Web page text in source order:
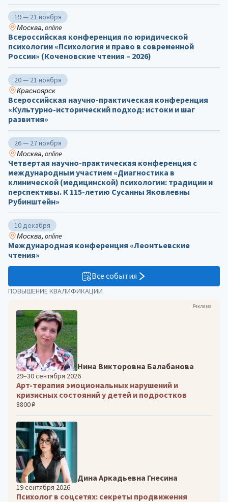
ПОВЫШЕНИЕ КВАЛИФИКАЦИИ
Реклама
Нина Викторовна Балабанова
29–30 сентября 2026
Арт-терапия эмоциональных нарушений и
кризисных состояний у детей и подростков
8800 ₽
Дина Аркадьевна Гнесина
19 сентября 2026
Психолог в соцсетях: секреты продвижения
19 — 21 ноября
Москва, online
Всероссийская конференция по юридической
психологии «Психология и право в современной
России» (Коченовские чтения – 2026)
20 — 21 ноября
Красноярск
Всероссийская научно-практическая конференция
«Культурно-исторический подход: истоки и шаг
развития»
26 — 27 ноября
Москва, online
Четвертая научно-практическая конференция с
международным участием «Диагностика в
клинической (медицинской) психологии: традиции и
перспективы. К 115-летию Сусанны Яковлевны
Рубинштейн»
10 декабря
Москва, online
Международная конференция «Леонтьевские
чтения»
Все события